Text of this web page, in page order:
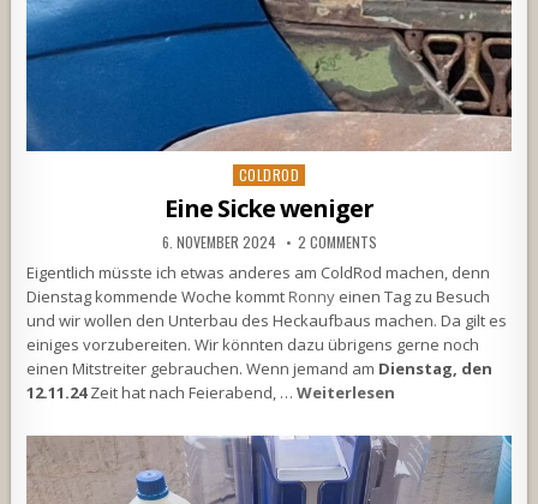
Posted
in
COLDROD
Eine Sicke weniger
6. NOVEMBER 2024 2 COMMENTS
Eigentlich müsste ich etwas anderes am ColdRod machen, denn
Dienstag kommende Woche kommt Ronny einen Tag zu Besuch
und wir wollen den Unterbau des Heckaufbaus machen. Da gilt es
einiges vorzubereiten. Wir könnten dazu übrigens gerne noch
einen Mitstreiter gebrauchen. Wenn jemand am Dienstag, den
12.11.24Zeit hat nach Feierabend, …Weiterlesen